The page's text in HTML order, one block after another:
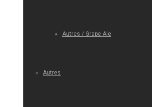
Autres / Grape Ale
Autres